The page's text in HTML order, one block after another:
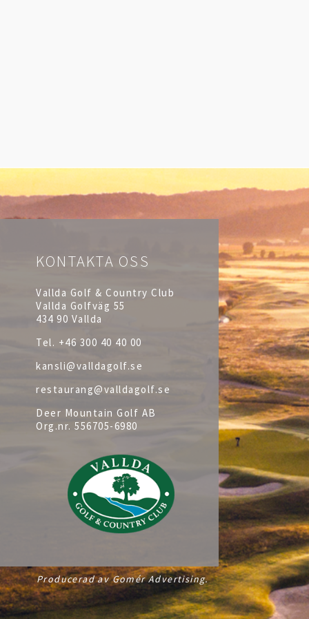
KONTAKTA OSS
Vallda Golf & Country Club
Vallda Golfväg 55
434 90 Vallda
Tel. +46 300 40 40 00
kansli@valldagolf.se
restaurang@valldagolf.se
Deer Mountain Golf AB
Org.nr. 556705-6980
Producerad av Gomér Advertising.